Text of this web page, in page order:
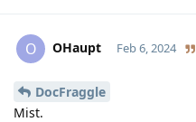
O OHaupt Feb 6, 2024
DocFraggle
Mist.